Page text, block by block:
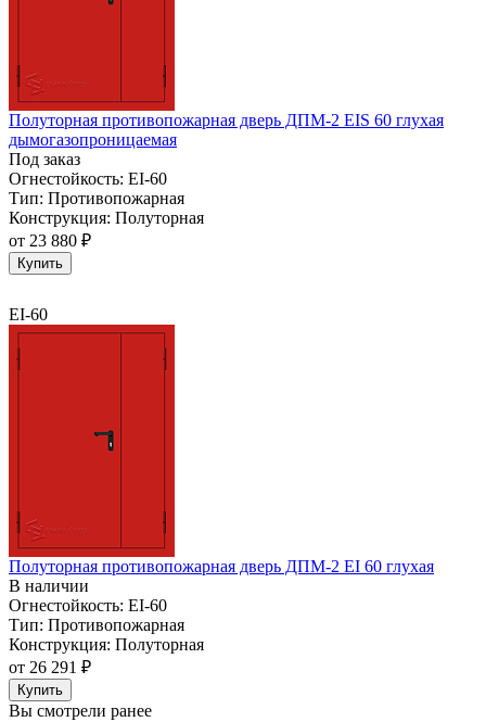
Полуторная противопожарная дверь ДПМ-2 EIS 60 глухая
дымогазопроницаемая
Под заказ
Огнестойкость: EI-60
Тип: Противопожарная
Конструкция: Полуторная
от 23 880 ₽
Купить
EI-60
Полуторная противопожарная дверь ДПМ-2 EI 60 глухая
В наличии
Огнестойкость: EI-60
Тип: Противопожарная
Конструкция: Полуторная
от 26 291 ₽
Купить
Вы смотрели ранее